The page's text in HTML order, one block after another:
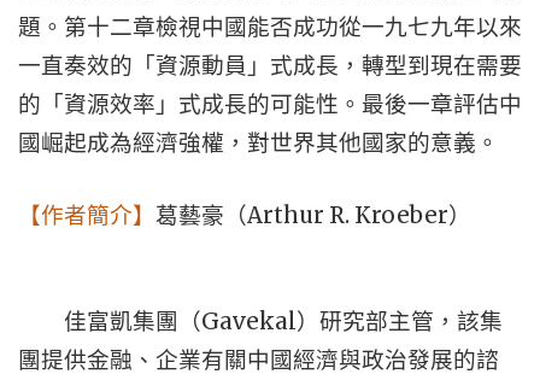
題。第十二章檢視中國能否成功從一九七九年以來
一直奏效的「資源動員」式成長，轉型到現在需要
的「資源效率」式成長的可能性。最後一章評估中
國崛起成為經濟強權，對世界其他國家的意義。
【作者簡介】 葛藝豪（Arthur R. Kroeber）
佳富凱集團（Gavekal）研究部主管，該集
團提供金融、企業有關中國經濟與政治發展的諮